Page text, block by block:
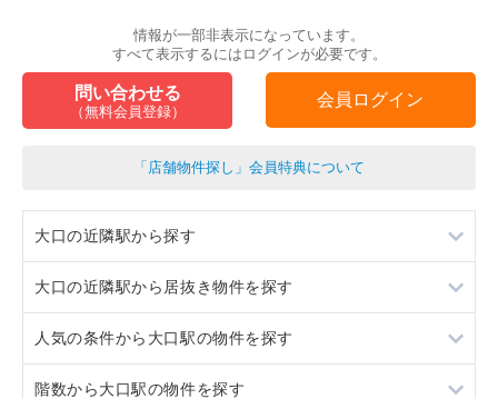
情報が一部非表示になっています。
すべて表示するにはログインが必要です。
問い合わせる
（無料会員登録）
会員ログイン
「店舗物件探し」会員特典について
大口の近隣駅から探す
菊名
東神奈川
新横浜
大口の近隣駅から居抜き物件を探す
菊名
東神奈川
人気の条件から大口駅の物件を探す
居抜き
階数から大口駅の物件を探す